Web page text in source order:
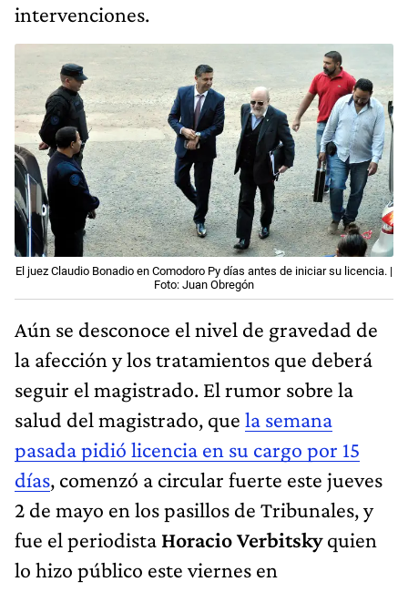
intervenciones.
El juez Claudio Bonadio en Comodoro Py días antes de iniciar su licencia. |
Foto: Juan Obregón
Aún se desconoce el nivel de gravedad de
la afección y los tratamientos que deberá
seguir el magistrado. El rumor sobre la
salud del magistrado, que la semana
pasada pidió licencia en su cargo por 15
días, comenzó a circular fuerte este jueves
2 de mayo en los pasillos de Tribunales, y
fue el periodista Horacio Verbitsky​quien
lo hizo público este viernes en